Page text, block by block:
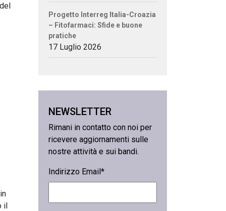
il
Progetto Interreg Italia-Croazia
– Fitofarmaci: Sfide e buone
pratiche
17 Luglio 2026
NEWSLETTER
Rimani in contatto con noi per
ricevere aggiornamenti sulle
nostre attività e sui bandi.
Indirizzo Email*